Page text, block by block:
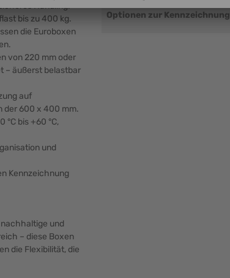
Handling.
bis zu 400 kg.
die Euroboxen
von 220 mm oder
– äußerst belastbar
auf
der 600 x 400 mm.
bis +60 °C,
und
Kennzeichnung
und
– diese Boxen
die Flexibilität, die
Optionen zur Kennzeichnung